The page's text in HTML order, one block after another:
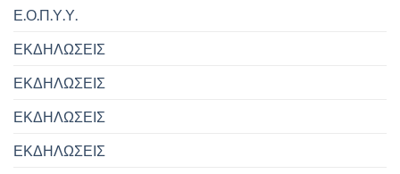
Ε.Ο.Π.Υ.Υ.
ΕΚΔΗΛΩΣΕΙΣ
ΕΚΔΗΛΩΣΕΙΣ
ΕΚΔΗΛΩΣΕΙΣ
ΕΚΔΗΛΩΣΕΙΣ